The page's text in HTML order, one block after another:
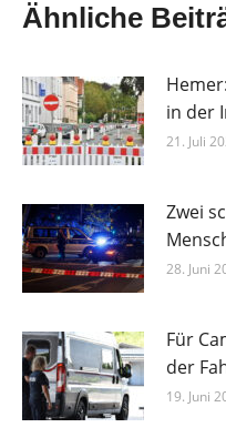
Ähnliche
in der
21. Juli
Zwei
28. Juni
Für
der
19. Juni